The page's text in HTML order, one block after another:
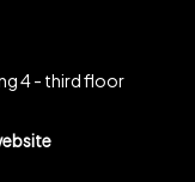
4 - third floor